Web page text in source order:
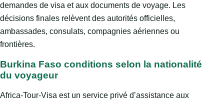
demandes de visa et aux documents de voyage. Les
décisions finales relèvent des autorités officielles,
ambassades, consulats, compagnies aériennes ou
frontières.
Burkina Faso conditions selon la nationalité
du voyageur
Africa-Tour-Visa est un service privé d’assistance aux